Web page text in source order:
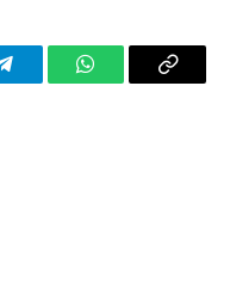
TelegramWhatsAppCopy